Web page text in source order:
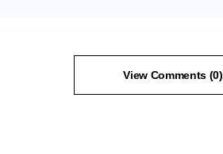
View Comments (0)